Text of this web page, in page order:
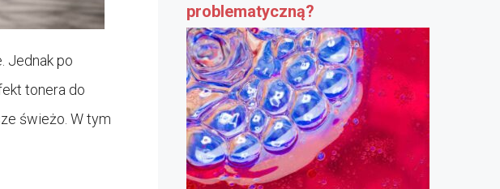
Jednak po
tonera do
świeżo. W tym
problematyczną?